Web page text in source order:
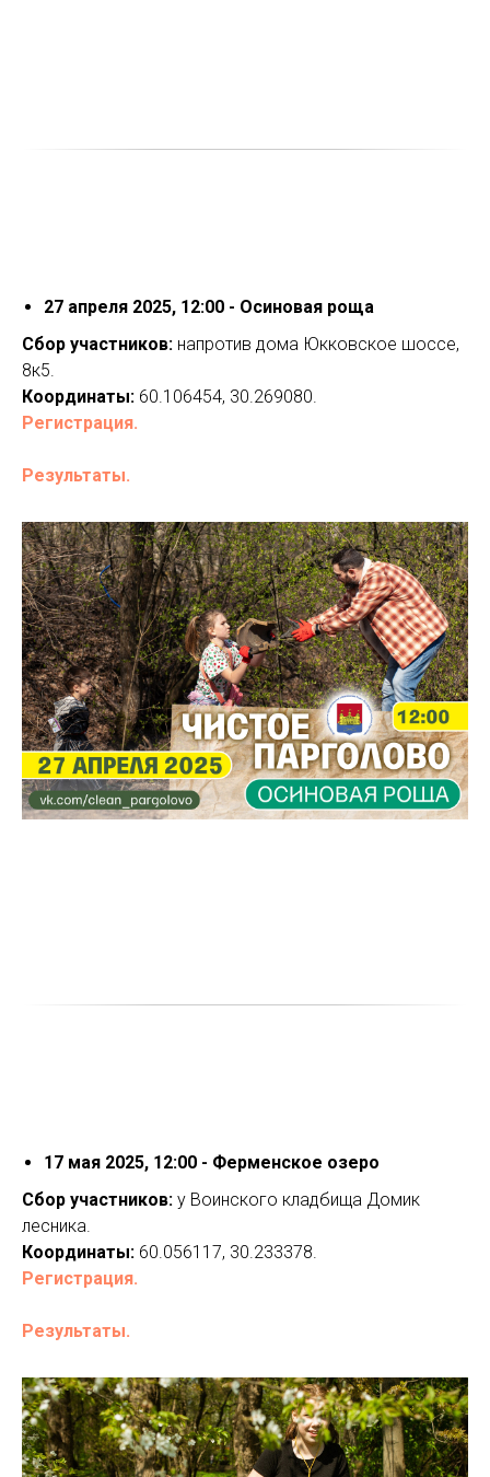
27 апреля 2025, 12:00 - Осиновая роща
Сбор участников: напротив дома Юкковское шоссе,
8к5.
Координаты: 60.106454, 30.269080.
Регистрация.
Результаты.
17 мая 2025, 12:00 - Ферменское озеро
Сбор участников: у Воинского кладбища Домик
лесника.
Координаты: 60.056117, 30.233378.
Регистрация.
Результаты.